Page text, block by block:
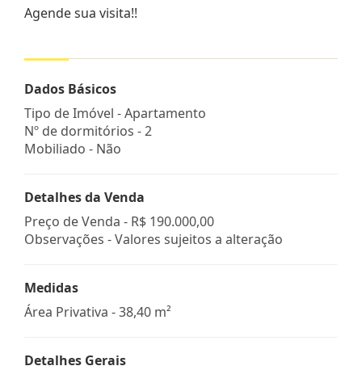
Agende sua visita!!
Dados Básicos
Tipo de Imóvel - Apartamento
Nº de dormitórios - 2
Mobiliado - Não
Detalhes da Venda
Preço de Venda - R$ 190.000,00
Observações - Valores sujeitos a alteração
Medidas
Área Privativa - 38,40 m²
Detalhes Gerais